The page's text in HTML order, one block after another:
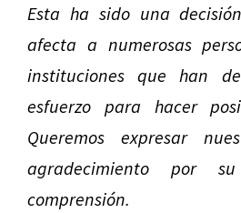
Esta ha sido una
afecta a numerosas
instituciones que han
esfuerzo para hacer
Queremos expresar
agradecimiento por
comprensión.